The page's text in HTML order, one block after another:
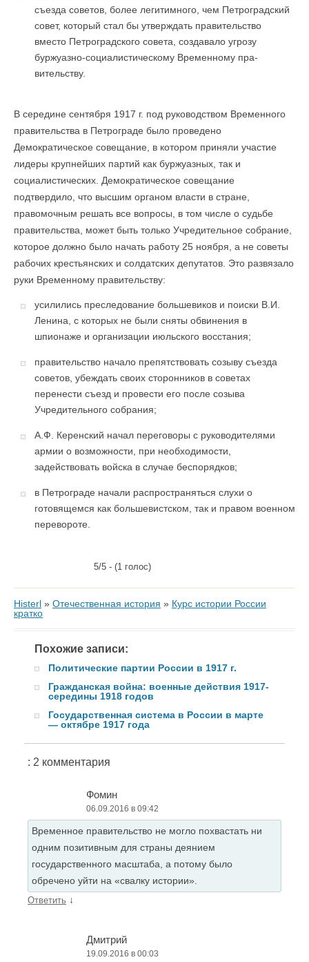
съезда советов, более легитимного, чем Петроградский
совет, который стал бы утверждать правительство
вместо Петроградского совета, создавало угрозу
буржуазно-социалистическому Временному пра­
вительству.
В середине сентября 1917 г. под руководством Временного
правительства в Петрограде было проведено
Демократическое совещание, в котором приняли участие
лидеры крупнейших партий как буржуазных, так и
социалистических. Демократическое совещание
подтвердило, что высшим органом власти в стране,
правомочным решать все вопросы, в том числе о судьбе
правительства, может быть только Учредительное собрание,
которое должно было начать работу 25 ноября, а не советы
рабочих крестьянских и солдатских депутатов. Это развязало
руки Временному правительству:
усилились преследование большевиков и поиски В.И.
Ленина, с которых не были сняты обвинения в
шпионаже и организации июльского восстания;
правительство начало препятствовать созыву съезда
советов, убеждать своих сторонников в советах
перенести съезд и провести его после созыва
Учредительного собрания;
А.Ф. Керенский начал переговоры с руководителями
армии о возможности, при необходимости,
задействовать войска в случае беспорядков;
в Петрограде начали распространяться слухи о
готовящемся как большевистском, так и правом военном
перевороте.
5/5 - (1 голос)
Histerl » Отечественная история » Курс истории России
кратко
Похожие записи:
Политические партии России в 1917 г.
Гражданская война: военные действия 1917-
середины 1918 годов
Государственная система в России в марте
— октябре 1917 года
: 2 комментария
Фомин
06.09.2016 в 09:42
Временное правительство не могло похвастать ни
одним позитивным для страны деянием
государственного масштаба, а потому было
обречено уйти на «свалку истории».
Ответить ↓
Дмитрий
19.09.2016 в 00:03